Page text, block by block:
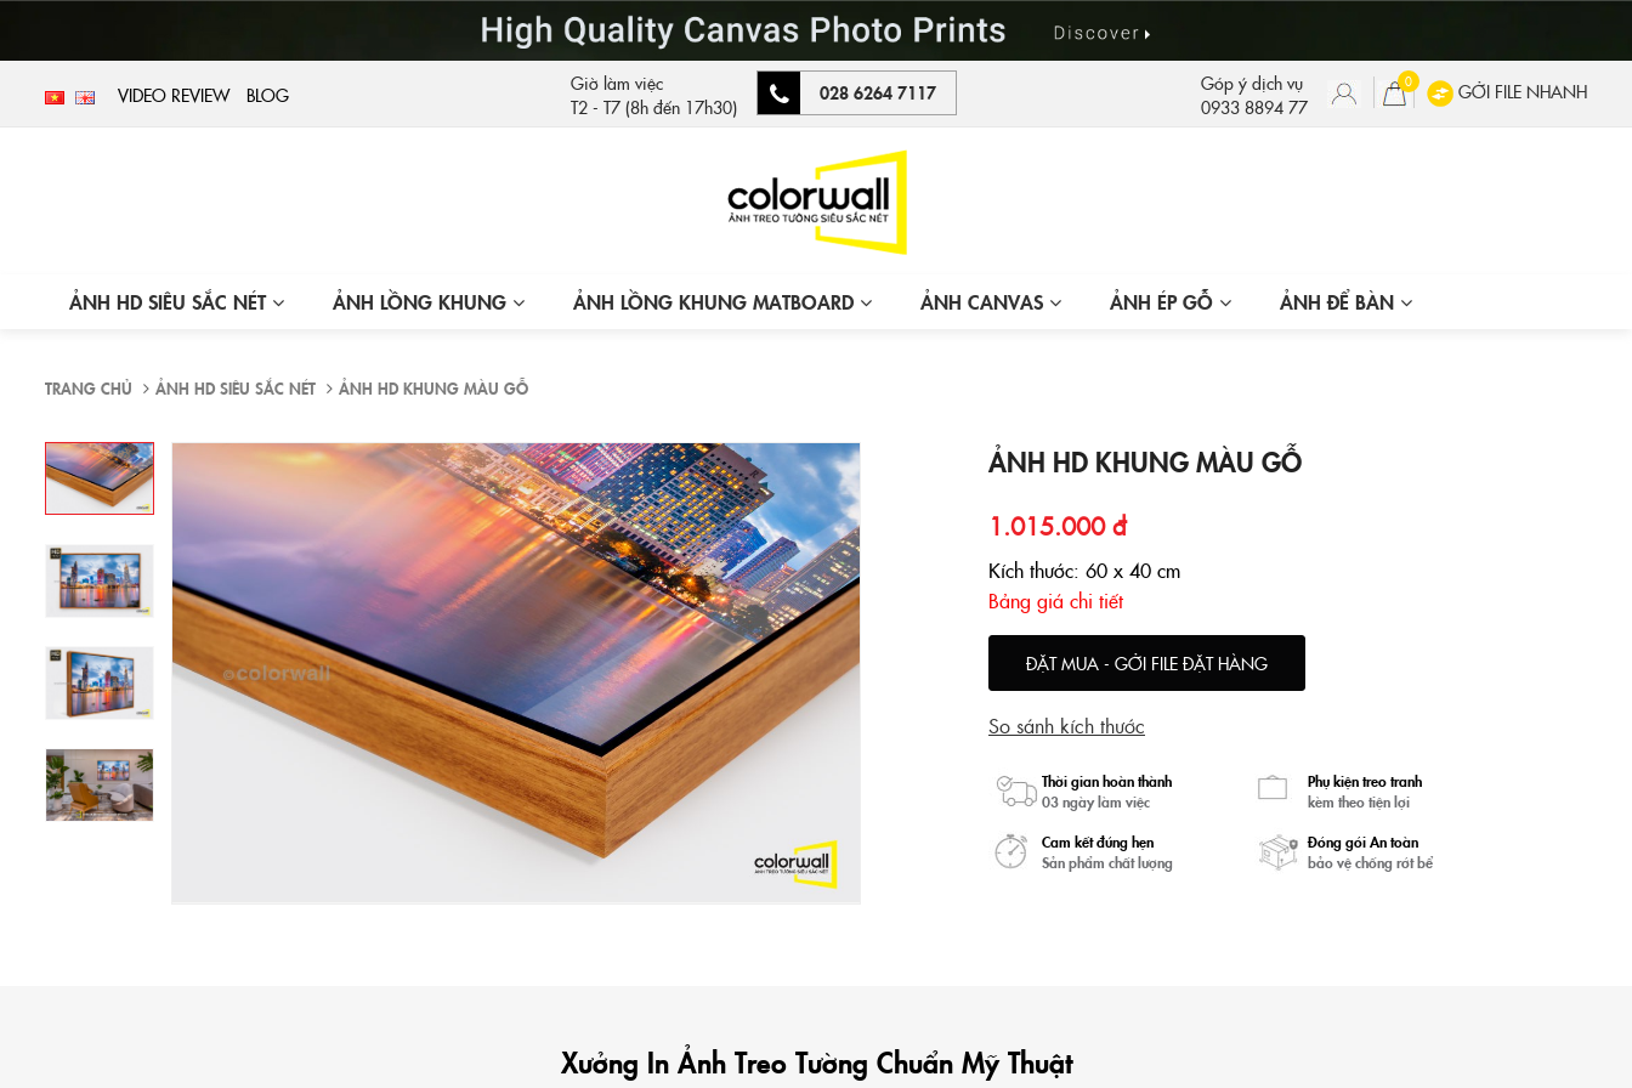
VIDEO REVIEW BLOG
Giờ làm việc
T2 - T7 (8h đến 17h30)
028 6264 7117
Góp ý dịch vụ
0933 8894 77
0 GỞI FILE NHANH
ẢNH HD SIÊU SẮC NÉT ẢNH LỒNG KHUNG ẢNH LỒNG KHUNG MATBOARD ẢNH CANVAS ẢNH ÉP GỖ ẢNH ĐỂ BÀN
TRANG CHỦ ẢNH HD SIÊU SẮC NÉT ẢNH HD KHUNG MÀU GỖ
ẢNH HD KHUNG MÀU GỖ
1.015.000 đ
Kích thước: 60 x 40 cm
Bảng giá chi tiết
ĐẶT MUA - GỞI FILE ĐẶT HÀNG
So sánh kích thước
Thời gian hoàn thành
03 ngày làm việc
Phụ kiện treo tranh
kèm theo tiện lợi
Cam kết đúng hẹn
Sản phẩm chất lượng
Đóng gói An toàn
bảo vệ chống rớt bể
Xưởng In Ảnh Treo Tường Chuẩn Mỹ Thuật